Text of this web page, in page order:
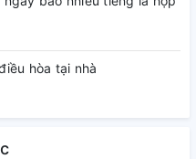
hòa tại nhà